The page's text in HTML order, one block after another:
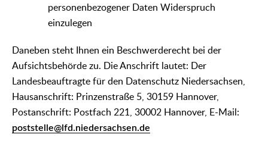
personenbezogener Daten Widerspruch
einzulegen
Daneben steht Ihnen ein Beschwerderecht bei der
Aufsichtsbehörde zu. Die Anschrift lautet: Der
Landesbeauftragte für den Datenschutz Niedersachsen,
Hausanschrift: Prinzenstraße 5, 30159 Hannover,
Postanschrift: Postfach 221, 30002 Hannover, E-Mail:
poststelle@lfd.niedersachsen.de